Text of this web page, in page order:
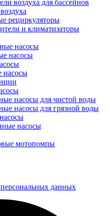
воздуха для бассейнов
рециркуляторы
и климатизаторы
насосы
насосы
насосы для чистой воды
насосы для грязной воды
насосы
мотопомпы
данных